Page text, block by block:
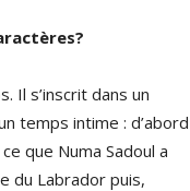
Il s’inscrit dans un
temps intime : d’abord
que Numa Sadoul a
du Labrador puis,